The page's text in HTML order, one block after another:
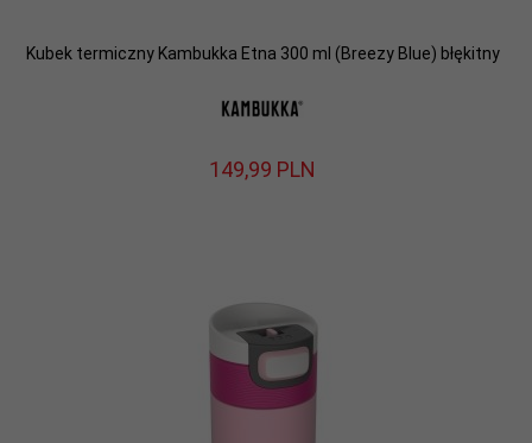
Kubek termiczny Kambukka Etna 300 ml (Breezy Blue) błękitny
149,99 PLN